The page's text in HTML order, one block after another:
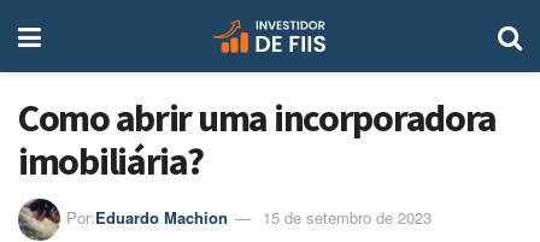
Como abrir uma incorporadora
imobiliária?
Por:Eduardo Machion 15 de setembro de 2023